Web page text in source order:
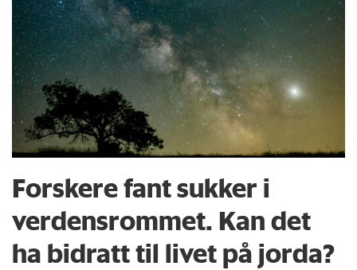
Forskere fant sukker i
verdensrommet. Kan det
ha bidratt til livet på jorda?